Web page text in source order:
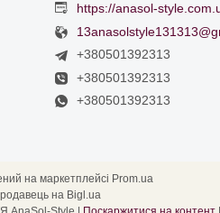
https://anasol-
+380501392313
+380501392313
+380501392313
на маркетплейсі Prom.ua
на Bigl.ua